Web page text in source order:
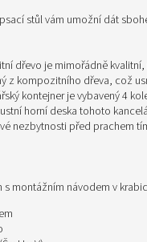
stůl vám umožní dát
dřevo je mimořádně
z kompozitního dřeva, což
kontejner je vybavený 4
horní deska tohoto
nezbytnosti před prachem
montážním návodem v